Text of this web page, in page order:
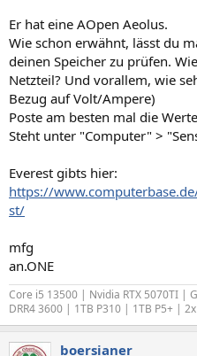
Er hat eine AOpen Aeolus.
Wie schon erwähnt, lässt du
deinen Speicher zu prüfen.
Netzteil? Und vorallem, wie
Bezug auf Volt/Ampere)
Poste am besten mal die
Steht unter "Computer" >
Everest gibts hier:
https://
st/
mfg
an.ONE
Core i5 13500 | Nvidia RTX 5070TI |
DRR4 3600 | 1TB P310 | 1TB P5+ | 2x
boersianer